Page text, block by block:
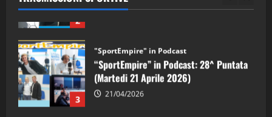
3
“SportEmpire” in Podcast: 28^ Puntata
(Martedi 21 Aprile 2026)
21/04/2026